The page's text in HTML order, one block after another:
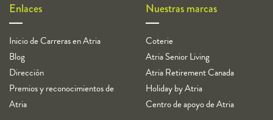
Enlaces
Inicio de Carreras en Atria
Blog
Dirección
Premios y reconocimientos de
Atria
Nuestras marcas
Coterie
Atria Senior Living
Atria Retirement Canada
Holiday by Atria
Centro de apoyo de Atria